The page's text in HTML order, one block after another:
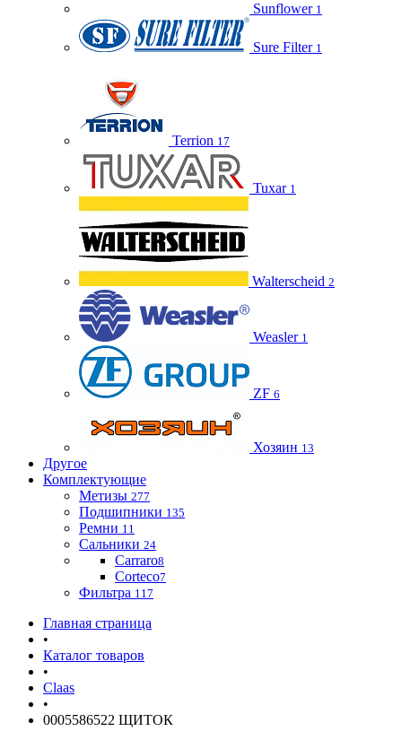
Sunflower 1
Sure Filter 1
Terrion 17
Tuxar 1
Walterscheid 2
Weasler 1
ZF 6
Хозяин 13
Другое
Комплектующие
Метизы 277
Подшипники 135
Ремни 11
Сальники 24
Carraro8
Corteco7
Фильтра 117
Главная страница
•
Каталог товаров
•
Claas
•
0005586522 ЩИТОК